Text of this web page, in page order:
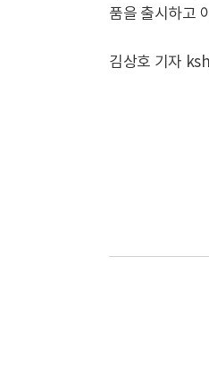
품을 출시하고
김상호 기자